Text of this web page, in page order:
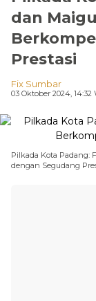
dan
Prestasi
Fix Sumbar
03 Oktober 2024, 14:32
Pilkada Kota Padang:
dengan Segudang